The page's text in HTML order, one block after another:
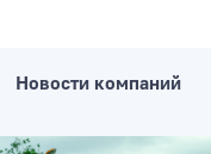
премии «Муз-ТВ»